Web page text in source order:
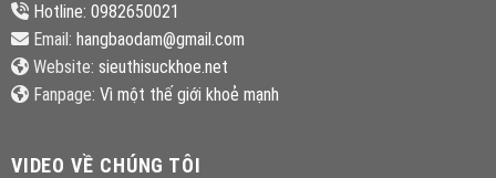
Hotline: 0982650021
Email: hangbaodam@gmail.com
Website: sieuthisuckhoe.net
Fanpage: Vì một thế giới khoẻ mạnh
VIDEO VỀ CHÚNG TÔI